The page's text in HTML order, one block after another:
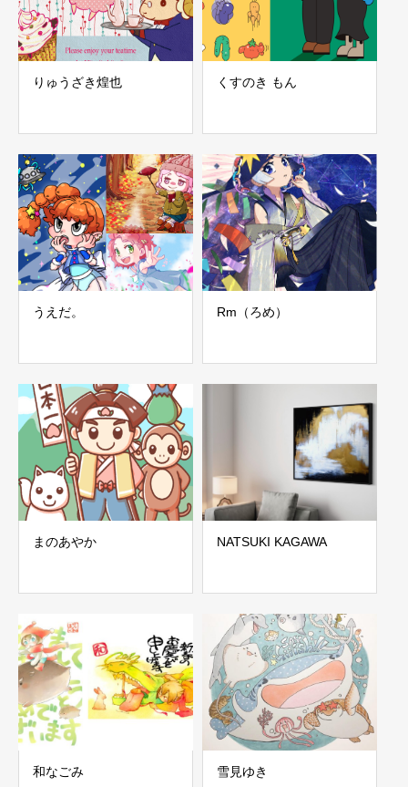
りゅうざき煌也 くすのき もん
うえだ。 Rm（ろめ）
まのあやか NATSUKI KAGAWA
和なごみ 雪見ゆき